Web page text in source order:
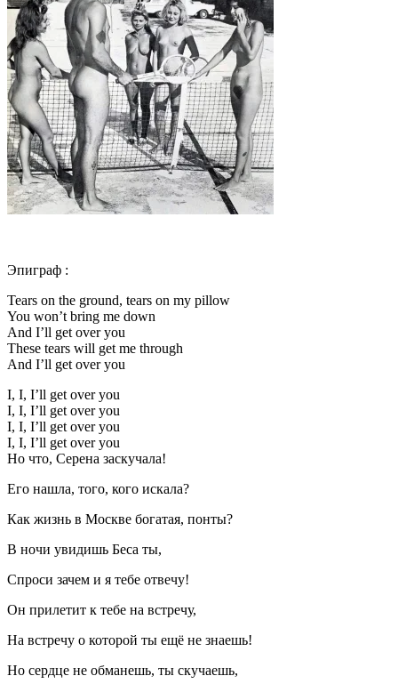
Эпиграф :
Tears on the ground, tears on my pillow
You won’t bring me down
And I’ll get over you
These tears will get me through
And I’ll get over you
I, I, I’ll get over you
I, I, I’ll get over you
I, I, I’ll get over you
I, I, I’ll get over you
Но что, Серена заскучала!
Его нашла, того, кого искала?
Как жизнь в Москве богатая, понты?
В ночи увидишь Беса ты,
Спроси зачем и я тебе отвечу!
Он прилетит к тебе на встречу,
На встречу о которой ты ещё не знаешь!
Но сердце не обманешь, ты скучаешь,